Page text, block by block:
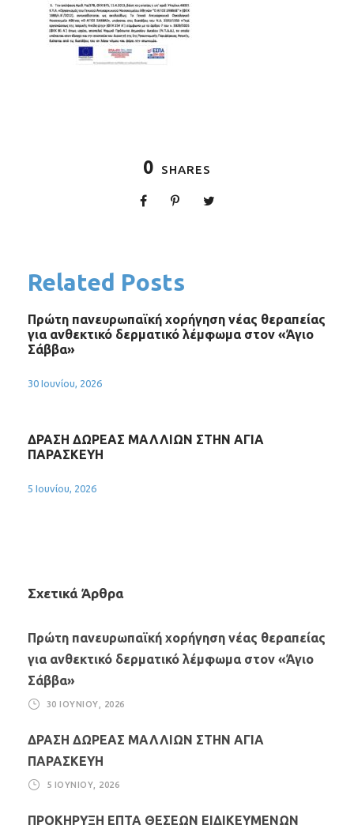
0 SHARES
Related Posts
Πρώτη πανευρωπαϊκή χορήγηση νέας θεραπείας
για ανθεκτικό δερματικό λέμφωμα στον «Άγιο
Σάββα»
30 Ιουνίου, 2026
ΔΡΑΣΗ ΔΩΡΕΑΣ ΜΑΛΛΙΩΝ ΣΤΗΝ ΑΓΙΑ
ΠΑΡΑΣΚΕΥΗ
5 Ιουνίου, 2026
Σχετικά Άρθρα
Πρώτη πανευρωπαϊκή χορήγηση νέας θεραπείας
για ανθεκτικό δερματικό λέμφωμα στον «Άγιο
Σάββα»
30 ΙΟΥΝΊΟΥ, 2026
ΔΡΑΣΗ ΔΩΡΕΑΣ ΜΑΛΛΙΩΝ ΣΤΗΝ ΑΓΙΑ
ΠΑΡΑΣΚΕΥΗ
5 ΙΟΥΝΊΟΥ, 2026
ΠΡΟΚΗΡΥΞΗ ΕΠΤΑ ΘΕΣΕΩΝ ΕΙΔΙΚΕΥΜΕΝΩΝ